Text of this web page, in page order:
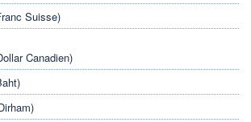
Suisse)
Canadien)